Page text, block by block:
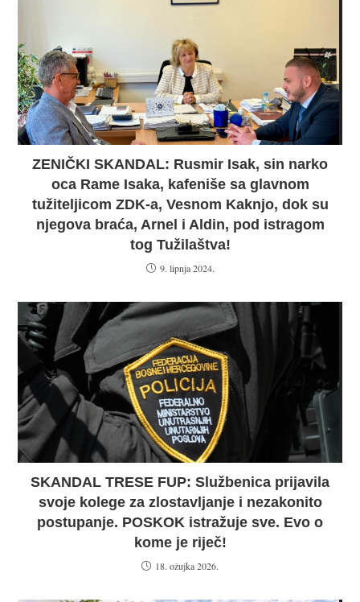
ZENIČKI SKANDAL: Rusmir Isak, sin narko
oca Rame Isaka, kafeniše sa glavnom
tužiteljicom ZDK-a, Vesnom Kaknjo, dok su
njegova braća, Arnel i Aldin, pod istragom
tog Tužilaštva!
9. lipnja 2024.
SKANDAL TRESE FUP: Službenica prijavila
svoje kolege za zlostavljanje i nezakonito
postupanje. POSKOK istražuje sve. Evo o
kome je riječ!
18. ožujka 2026.